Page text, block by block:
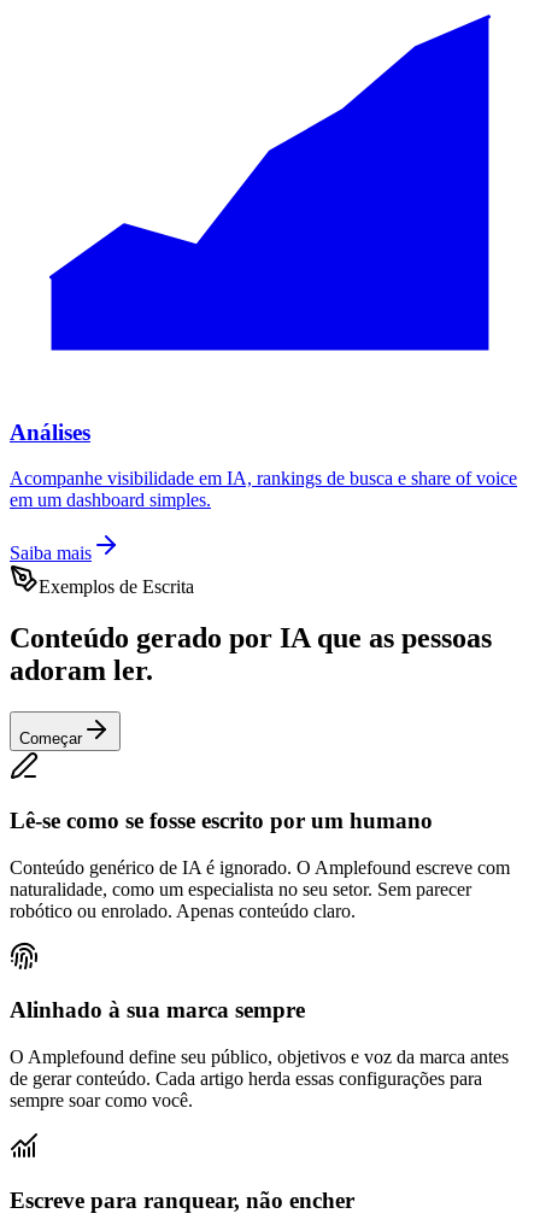
Análises
Acompanhe visibilidade em IA, rankings de busca e share of voice
em um dashboard simples.
Saiba mais
Exemplos de Escrita
Conteúdo gerado por IA que as pessoas
adoram ler.
Começar
Lê-se como se fosse escrito por um humano
Conteúdo genérico de IA é ignorado. O Amplefound escreve com
naturalidade, como um especialista no seu setor. Sem parecer
robótico ou enrolado. Apenas conteúdo claro.
Alinhado à sua marca sempre
O Amplefound define seu público, objetivos e voz da marca antes
de gerar conteúdo. Cada artigo herda essas configurações para
sempre soar como você.
Escreve para ranquear, não encher